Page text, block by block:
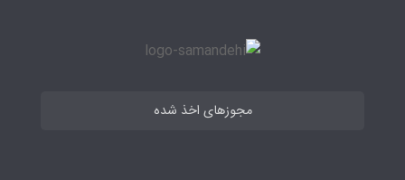
مجوزهای اخذ شده